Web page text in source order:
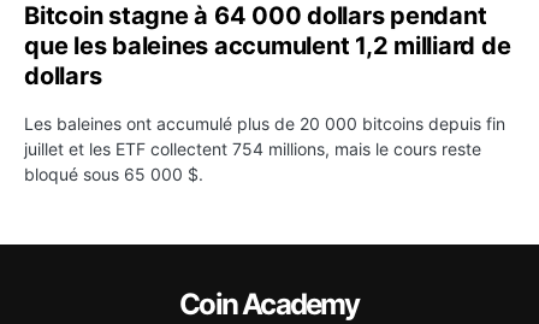
Bitcoin stagne à 64 000 dollars pendant
que les baleines accumulent 1,2 milliard de
dollars
Les baleines ont accumulé plus de 20 000 bitcoins depuis fin
juillet et les ETF collectent 754 millions, mais le cours reste
bloqué sous 65 000 $.
Coin Academy